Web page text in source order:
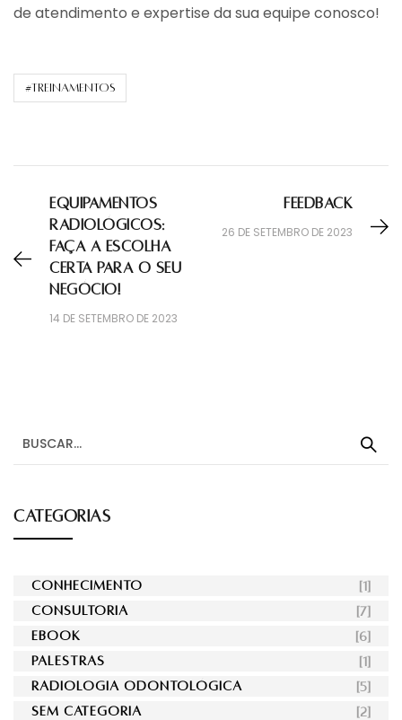
de atendimento e expertise da sua equipe conosco!
#treinamentos
Equipamentos
radiológicos:
faça a escolha
certa para o seu
negócio!
14 DE SETEMBRO DE 2023
Feedback
26 DE SETEMBRO DE 2023
CATEGORIAS
CONHECIMENTO
[1]
CONSULTORIA
[7]
EBOOK
[6]
PALESTRAS
[1]
RADIOLOGIA ODONTOLÓGICA
[5]
SEM CATEGORIA
[2]